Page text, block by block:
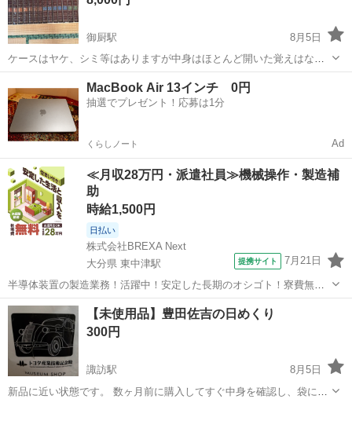
御厨駅
8月5日
ケースはヤケ、シミ等はありますが中身はほとんど開いた覚えはない
ので綺麗な方だと思います！
松浦市 御厨駅 歴史、心理、教育
MacBook Air 13インチ 0円
抽選でプレゼント！応募は1分
くらしノート Ad
≪月収28万円・派遣社員≫機械操作・製造補
助
時給1,500円
日払い
株式会社BREXA Next
大分県 東中津駅
提携サイト 7月21日
半導体装置の製造業務！活躍中！安定した長期のオシゴト！寮費無料
★赴任旅費会社負担◎20代～40代の男性活躍中★未経験活躍中！高時
給1,500円！《大分県中津市》 人気の工場のお仕事 ◇半導体装置内部
のシート製造◇ ＊クリー...
大分 中津市 東中津駅 その他
【未使用品】豊田佐吉の日めくり
300円
諏訪駅
8月5日
新品に近い状態です。 数ヶ月前に購入してすぐ中身を確認し、袋に戻